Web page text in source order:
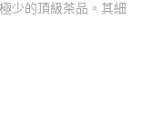
少的頂級茶品。其細